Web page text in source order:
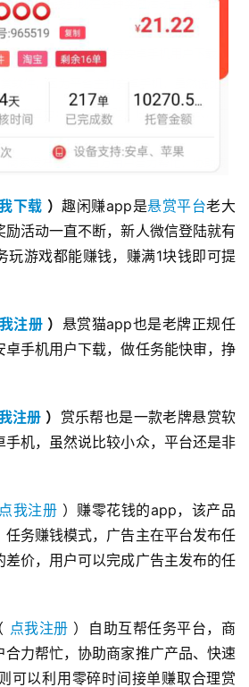
下载 ）趣闲赚app是悬赏平台老大
活动一直不断，新人微信登陆就有
玩游戏都能赚钱，赚满1块钱即可提
注册 ） 悬赏猫app也是老牌正规任
卓手机用户下载，做任务能快审，挣
注册 ） 赏乐帮也是一款老牌悬赏软
机，虽然说比较小众，平台还是非
点我注册 ）赚零花钱的app，该产品
任务赚钱模式，广告主在平台发布任
差价，用户可以完成广告主发布的任
点我注册 ）自助互帮任务平台，商
合力帮忙，协助商家推广产品、快速
可以利用零碎时间接单赚取合理赏